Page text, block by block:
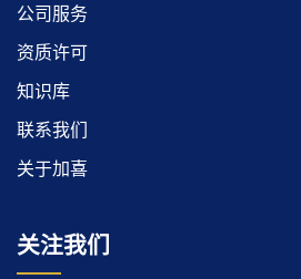
公司服务
资质许可
知识库
联系我们
关于加喜
关注我们